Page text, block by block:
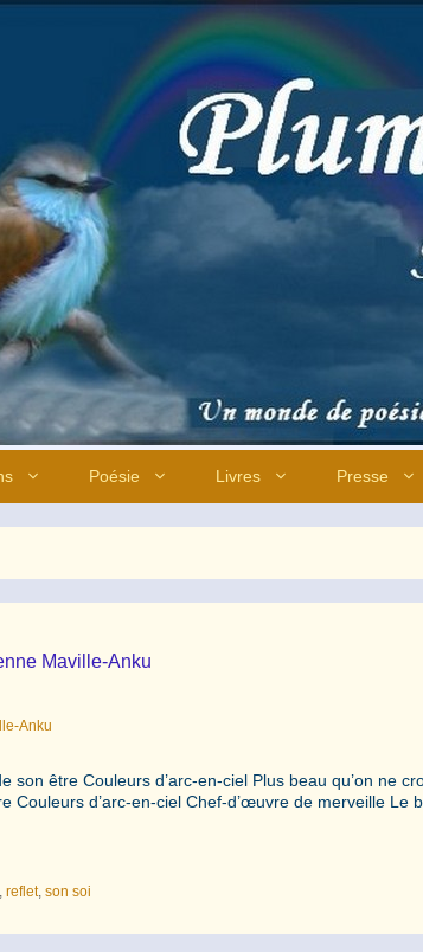
Poésie Livres Presse
Maville-Anku
Anku
son être Couleurs d’arc-en-ciel Plus beau qu’on ne
Couleurs d’arc-en-ciel Chef-d’œuvre de merveille Le
,reflet,son soi